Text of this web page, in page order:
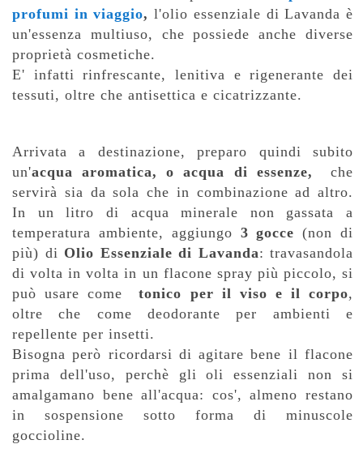
profumi in viaggio, l'olio essenziale di Lavanda è
un'essenza multiuso, che possiede anche diverse
proprietà cosmetiche.
E' infatti rinfrescante, lenitiva e rigenerante dei
tessuti, oltre che antisettica e cicatrizzante.
Arrivata a destinazione, preparo quindi subito
un'acqua aromatica, o acqua di essenze, che
servirà sia da sola che in combinazione ad altro.
In un litro di acqua minerale non gassata a
temperatura ambiente, aggiungo 3 gocce (non di
più) di Olio Essenziale di Lavanda: travasandola
di volta in volta in un flacone spray più piccolo, si
può usare come
tonico per il viso e il corpo,
oltre che come deodorante per ambienti e
repellente per insetti.
Bisogna però ricordarsi di agitare bene il flacone
prima dell'uso, perchè gli oli essenziali non si
amalgamano bene all'acqua: cos', almeno restano
in sospensione sotto forma di minuscole
goccioline.